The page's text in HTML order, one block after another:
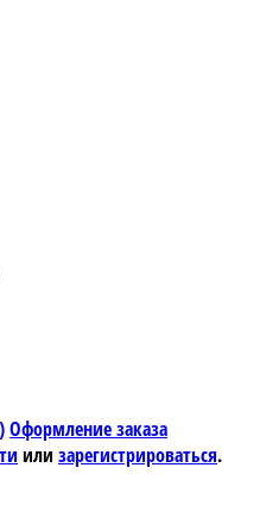
Оформление заказа
или зарегистрироваться.